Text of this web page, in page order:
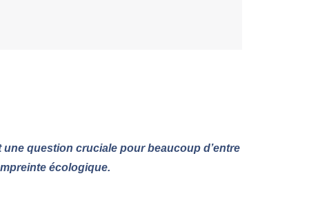
question cruciale pour beaucoup d’entre
écologique.